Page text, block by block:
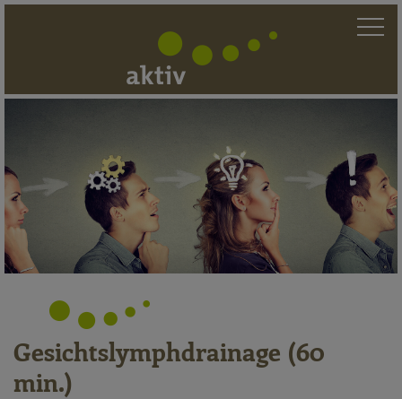
Gesichtslymphdrainage (60
min.)